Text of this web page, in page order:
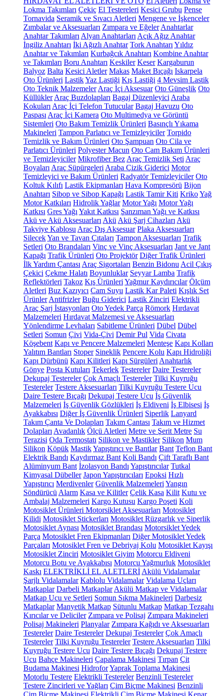
Lokma Takımları Çekiç El Testereleri Kesici Grubu Pense
Tornavida Seramik ve Sıvacı Aletleri Mengene ve İşkenceler
Zımbalar ve Aksesuarları Zımpara ve Eğeler Anahtarlar
Anahtar Takımları Alyan Anahtarları Açık Ağız Anahtar
İngiliz Anahtarı İki Ağızlı Anahtar Tork Anahtarı Yıldız
Anahtar ve Takımları Kurbağcık Anahtarı Kombine Anahtar
ve Takımları Boru Anahtarı Keskiler Keser Kargaburun
Balyoz Balta Kesici Aletler Makas Maket Bıçağı Iskarpela
Oto Ürünleri LastikYaz Lastiği Kış Lastiği 4 Mevsim Lastik
Oto Teknik Malzemeler Araç İçi Aksesuar Oto Güneşlik Oto
Küllükler Araç Buzdolapları Bagaj Düzenleyici Araba
Kokuları Araç İçi Telefon Tutucular Bagaj Havuzu Oto
Paspası Araç İçi Kamera Oto Multimedya ve Görüntü
Sistemleri Oto Bakım Temizlik Ürünleri Basınçlı Yıkama
Makineleri Tampon Parlatıcı ve Temizleyiciler Torpido
Temizlik ve Bakım Ürünleri Oto Şampuan Oto Cila ve
Parlatıcı Ürünleri Polyester Macun Oto Cam Bakım Ürünleri
ve Temizleyiciler Mikrofiber Bez Araç Temizlik Seti Araç
Boyaları Araç Süpürgeleri Araba Çizik Giderici Motor
Temizleyici ve Bakım Ürünleri Radyatör Temizleyiciler Oto
Koltuk Kılıfı Lastik Ekipmanları Hava Kompresörü Bijon
Anahtarı Sibop ve Sibop Kapağı Lastik Tamir Kiti KrikoYağ
Motor Katkıları Hidrolik Yağlar Motor Yağı Motor Yağı
Katkısı Gres Yağı Yakıt Katkısı Şanzıman Yağı ve Katkısı
Akü ve Akü Aksesuarları Akü Akü Şarj Cihazları Akü
Takviye Kablosu Araç Dış Aksesuar Plaka Aksesuarları
SilecekYan ve Tavan Çıtaları Tampon Aksesuarları Trafik
Setleri Oto Brandaları Vinç ve Vinç Aksesuarları Jant ve Jant
Kapağı Trafik Ürünleri Oto Projektör Diğer Trafik Ürünleri
İlk Yardım Çantası Araç Sigortaları Benzin Bidonu Acil Çıkış
Çekici Çekme Halatı Boyunluklar Seyyar Lamba Trafik
Reflektörleri Takoz Kış Ürünleri Yağmur Kaydırıcılar Ölçüm
Aletleri Buz Kazıyıcı Cam Suyu Lastik Kar Paleti Kışlık Set
Ürünler Antifrizler Buğu Giderici Lastik Zinciri Elektrikli
Araç Şarj İstasyonları Oto Yedek Parça Römork Hırdavat
Malzemeleri Hırdavat Malzemesi ve Aksesuarları
Yönlendirme Levhaları Sabitleme Ürünleri Dübel Dübel
Setleri Somun Çivi Vida-Çivi Demir Pul Vida Civata
Köşebent Kapı ve Pencere Malzemeleri Menteşe Kapı Kolları
Yalıtım Bantları Stoper Sineklik Pencere Kolu Kapı Hidroliği
Kapı Dürbünü Kapı Kilitleri Kapı Sürgüleri Anahtarlık
Gönye Posta Kutuları Tekerlek Testereler Daire Testereler
Dekupaj Testereler Çok Amaçlı Testereler Tilki Kuyruğu
Testereler Testere Aksesuarları Tilki Kuyruğu Testere Ucu
Daire Testere Bıçağı Dekupaj Testere Ucu İş Güvenlik
Malzemeleri İş Güvenlik Gözlükleri İş Eldiveni İş Elbisesi İş
Ayakkabısı Diğer İş Güvenlik Ürünleri Siperlik Lanyard
Takım Çanta Ve Dolapları Takım Çantası Takım ve Hizmet
Dolapları Avadanlık Ölçü Aletleri Metre ve Şerit Metre Su
Terazisi Oda Termostatı Silikon ve Mastikler Silikon Mum
Silikon Köpük MastikYapıştırıcı ve Bantlar Bant Teflon Bant
Elektrik Bandı Kaydırmaz Bant Koli Bandı Çift Taraflı Bant
Alüminyum Bant İzolasyon Bandı Yapıştırıcılar Tutkal
Kimyasal Dübeller Japon Yapıştırıcıları Epoksi Hızlı
Yapıştırıcı Merdivenler Güvenlik Malzemeleri Yangın
Söndürücü Alarm Kasa ve Kilitler Çelik Kasa Kilit Kutu ve
Ambalaj Malzemeleri Kargo Kutusu Kargo Poşeti Koli
Motosiklet Ürünleri Motorsiklet Aksesuarları Motosiklet
Kilidi Motosiklet Stickerları Motosiklet Rüzgarlık ve Siperlik
Motosiklet Aynası Motosiklet Brandası Motorsiklet Yedek
Parça Motosiklet Fren Ekipmanları Diğer Motosiklet Yedek
Parçaları Motosiklet Fren ve Debriyaj Kolu Motosiklet Kayışı
Motosiklet Zinciri Motosiklet Giyim Motorcu Eldiveni
Motorcu Botu ve Ayakkabısı Motorcu Yağmurluk Motosiklet
Kaskı ELEKTRİKLİ EL ALETLERİ Akülü Vidalamalar
Şarjlı Vidalamalar Kablolu Vidalamalar Vidalama Uçları
Matkaplar Darbeli Matkaplar Akülü Matkap ve Vidalamalar
Matkap Ucu ve Setleri Somun Sıkma Makineleri Darbesiz
Matkaplar Manyetik Matkap Sütunlu Matkap Matkap Tezgahı
Kırıcılar ve Deliciler Zımpara ve Polisaj Zımpara Makineleri
Polisaj Makineleri Planyalar Zımpara Kağıdı ve Aksesuarları
Testereler Daire Testereler Dekupaj Testereler Çok Amaçlı
Testereler Tilki Kuyruğu Testereler Testere Aksesuarları Tilki
Kuyruğu Testere Ucu Daire Testere Bıçağı Dekupaj Testere
Ucu Bahçe Makineleri Çapalama Makinesi Tırpan Çit
Budama Makinesi HidroforYaprak Toplama Makinesi
Motorlu Testere Elektrikli Testereler Benzinli Testereler
Testere Zincirleri ve Yağları Çim Biçme Makinesi Benzinli
Çim Biçme Makinesi Elektrikli Çim Biçme Makinesi Kenar